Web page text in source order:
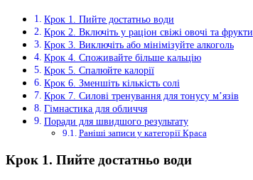
Крок 1. Пийте достатньо води
Крок 2. Включіть у раціон свіжі овочі та фрукти
Крок 3. Виключіть або мінімізуйте алкоголь
Крок 4. Споживайте більше кальцію
Крок 5. Спалюйте калорії
Крок 6. Зменшіть кількість солі
Крок 7. Силові тренування для тонусу м’язів
Гімнастика для обличчя
Поради для швидшого результату
Раніші записи у категорії Краса
Крок 1. Пийте достатньо води